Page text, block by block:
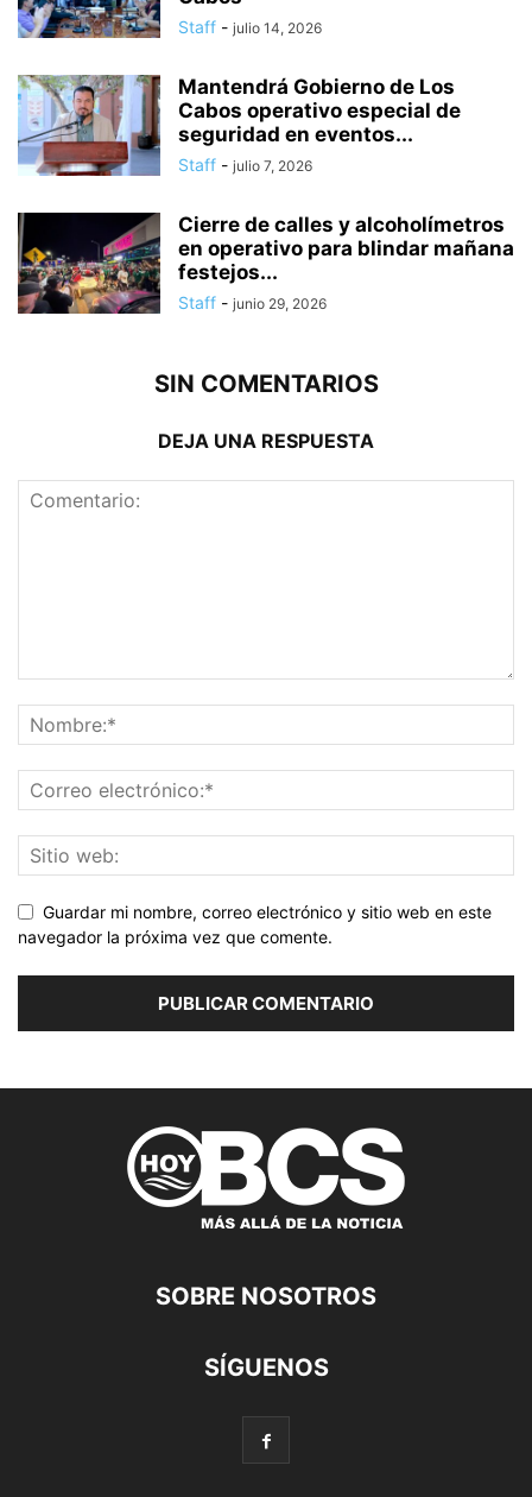
Staff - julio 14, 2026
Mantendrá Gobierno de Los
Cabos operativo especial de
seguridad en eventos...
Staff - julio 7, 2026
Cierre de calles y alcoholímetros
en operativo para blindar mañana
festejos...
Staff - junio 29, 2026
SIN COMENTARIOS
DEJA UNA RESPUESTA
Guardar mi nombre, correo electrónico y sitio web en este
navegador la próxima vez que comente.
SOBRE NOSOTROS
SÍGUENOS